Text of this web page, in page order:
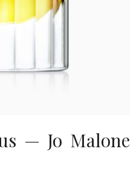
— Jo Malone